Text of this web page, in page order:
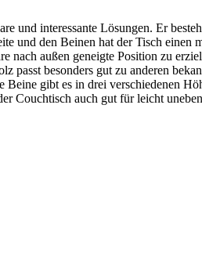
und interessante Lösungen. Er
und den Beinen hat der Tisch einen
nach außen geneigte Position zu
besonders gut zu anderen
gibt es in drei verschiedenen
Couchtisch auch gut für leicht